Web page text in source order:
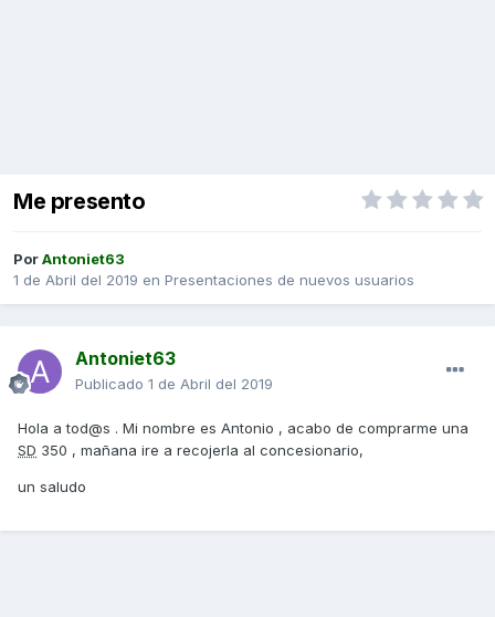
Me presento
PorAntoniet63
1 de Abril del 2019 en Presentaciones de nuevos usuarios
Antoniet63
Publicado 1 de Abril del 2019
Hola a tod@s . Mi nombre es Antonio , acabo de comprarme una
SD 350 , mañana ire a recojerla al concesionario,
un saludo